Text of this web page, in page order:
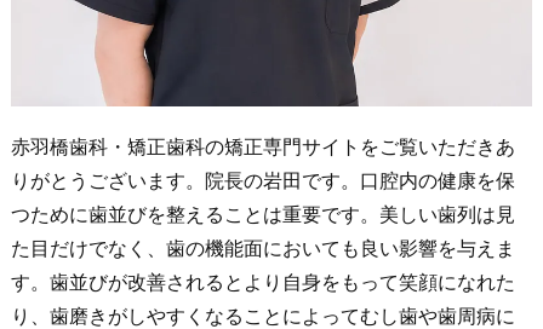
赤羽橋歯科・矯正歯科の矯正専門サイトをご覧いただきあ
りがとうございます。院長の岩田です。口腔内の健康を保
つために歯並びを整えることは重要です。美しい歯列は見
た目だけでなく、歯の機能面においても良い影響を与えま
す。歯並びが改善されるとより自身をもって笑顔になれた
り、歯磨きがしやすくなることによってむし歯や歯周病に